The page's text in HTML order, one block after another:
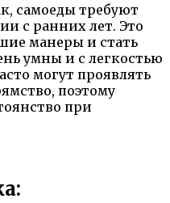
самоеды требуют
с ранних лет. Это
манеры и стать
умны и с легкостью
могут проявлять
поэтому
при